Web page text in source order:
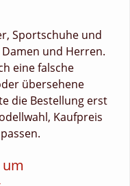
Sportschuhe und
und Herren.
eine falsche
übersehene
die Bestellung erst
Kaufpreis